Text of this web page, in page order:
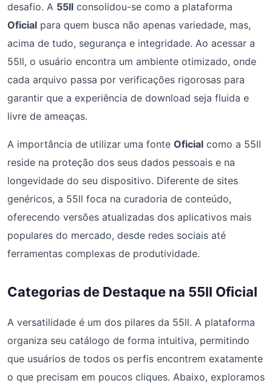
desafio. A 55ll consolidou-se como a plataforma
Oficial para quem busca não apenas variedade, mas,
acima de tudo, segurança e integridade. Ao acessar a
55ll, o usuário encontra um ambiente otimizado, onde
cada arquivo passa por verificações rigorosas para
garantir que a experiência de download seja fluida e
livre de ameaças.
A importância de utilizar uma fonte Oficial como a 55ll
reside na proteção dos seus dados pessoais e na
longevidade do seu dispositivo. Diferente de sites
genéricos, a 55ll foca na curadoria de conteúdo,
oferecendo versões atualizadas dos aplicativos mais
populares do mercado, desde redes sociais até
ferramentas complexas de produtividade.
Categorias de Destaque na 55ll Oficial
A versatilidade é um dos pilares da 55ll. A plataforma
organiza seu catálogo de forma intuitiva, permitindo
que usuários de todos os perfis encontrem exatamente
o que precisam em poucos cliques. Abaixo, exploramos